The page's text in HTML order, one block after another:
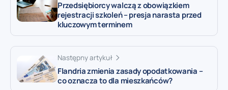
Przedsiębiorcy walczą z obowiązkiem
rejestracji szkoleń – presja narasta przed
kluczowym terminem
Następny artykuł
Flandria zmienia zasady opodatkowania –
co oznacza to dla mieszkańców?